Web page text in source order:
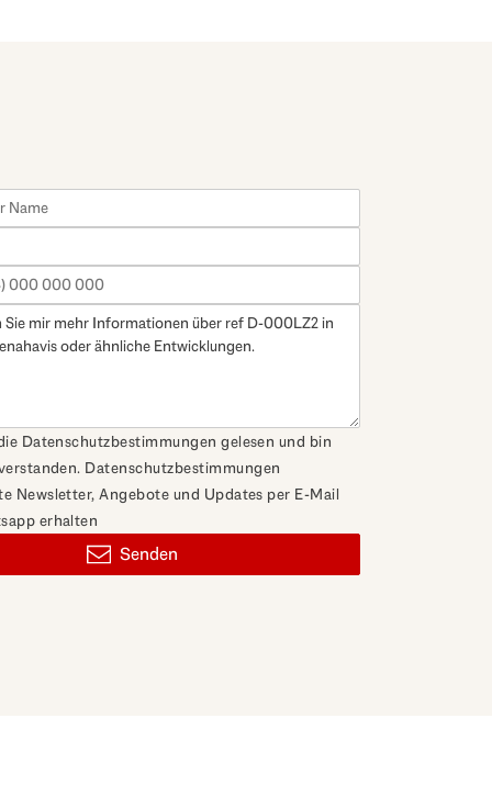
Datenschutzbestimmungen gelesen und bin
Datenschutzbestimmungen
Newsletter, Angebote und Updates per E-Mail
erhalten
Senden